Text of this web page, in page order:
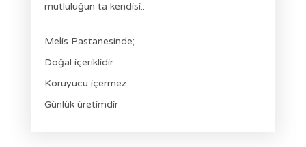
mutluluğun ta kendisi..
Melis Pastanesinde;
Doğal içeriklidir.
Koruyucu içermez
Günlük üretimdir